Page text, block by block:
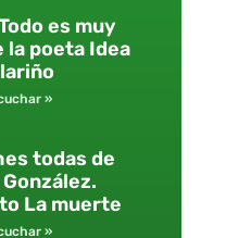
es muy
la poeta Idea
»
todas de
La muerte
»